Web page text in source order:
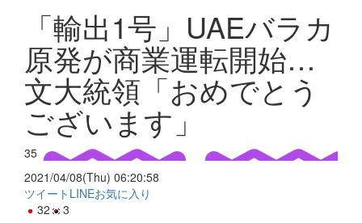
「輸出1号」UAEバラカ
原発が商業運転開始…
文大統領「おめでとう
ございます」
35
2021/04/08(Thu) 06:20:58
ツイート LINEお気に入り
32
3